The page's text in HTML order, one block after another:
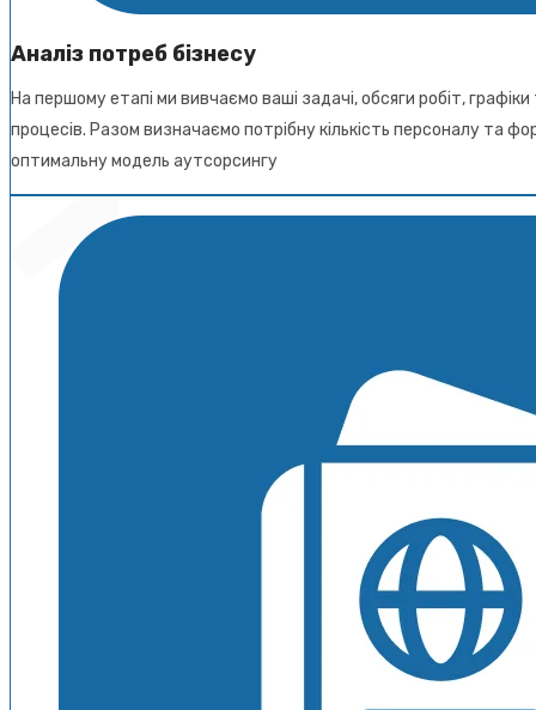
Аналіз потреб бізнесу
На першому етапі ми вивчаємо ваші задачі, обсяги робіт,
процесів. Разом визначаємо потрібну кількість персоналу та
оптимальну модель аутсорсингу